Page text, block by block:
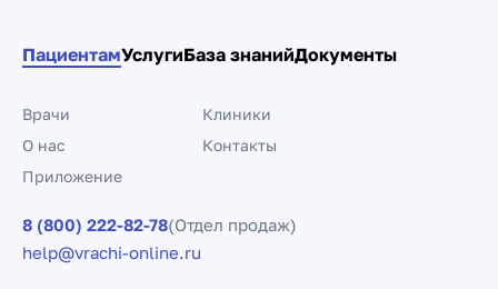
ПациентамУслугиБаза знанийДокументы
Врачи
Клиники
О нас
Контакты
Приложение
8 (800) 222-82-78(Отдел продаж)
help@vrachi-online.ru